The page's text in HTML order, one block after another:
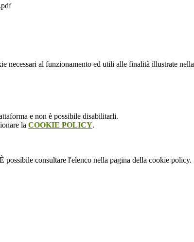
necessari al funzionamento ed utili alle finalità illustrate nella
e non è possibile disabilitarli.
la COOKIE POLICY.
possibile consultare l'elenco nella pagina della cookie policy.